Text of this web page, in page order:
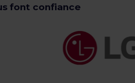
font confiance